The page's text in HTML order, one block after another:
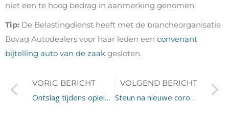
niet een te hoog bedrag in aanmerking genomen.
Tip: De Belastingdienst heeft met de brancheorganisatie
Bovag Autodealers voor haar leden een convenant
bijtelling auto van de zaak gesloten.
VORIG BERICHT
Ontslag tijdens opleiding
VOLGEND BERICHT
Steun na nieuwe coronamaatregelen